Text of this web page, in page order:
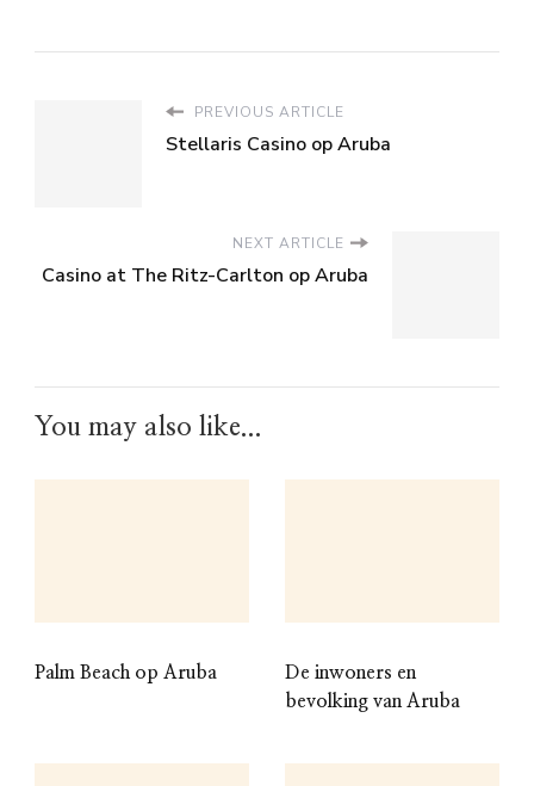
PREVIOUS ARTICLE
Stellaris Casino op Aruba
NEXT ARTICLE
Casino at The Ritz-Carlton op Aruba
You may also like...
Palm Beach op Aruba
De inwoners en
bevolking van Aruba